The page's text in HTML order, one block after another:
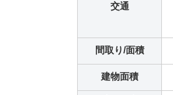
交通
間取り/面積
建物面積